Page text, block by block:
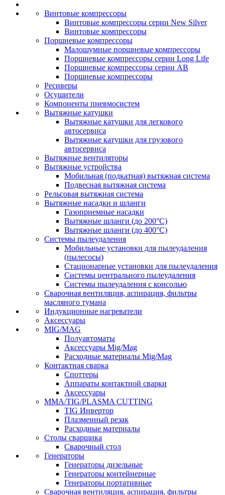
Винтовые компрессоры
Винтовые компрессоры серии New Silver
Винтовые компрессоры
Поршневые компрессоры
Малошумные поршневые компрессоры
Поршневые компрессоры серии Long Life
Поршневые компрессоры серии AB
Поршневые компрессоры
Ресиверы
Осушители
Компоненты пневмосистем
Вытяжные катушки
Вытяжные катушки для легкового
автосервиса
Вытяжные катушки для грузового
автосервиса
Вытяжные вентиляторы
Вытяжные устройства
Мобильная (подкатная) вытяжная система
Подвесная вытяжная система
Рельсовая вытяжная система
Вытяжные насадки и шланги
Газоприемные насадки
Вытяжные шланги (до 200°C)
Вытяжные шланги (до 400°C)
Системы пылеудаления
Мобильные установки для пылеудаления
(пылесосы)
Стационарные установки для пылеудаления
Системы центрального пылеудаления
Системы пылеудаления с консолью
Сварочная вентиляция, аспирация, фильтры
масляного тумана
Индукционные нагреватели
Аксессуары
MIG/MAG
Полуавтоматы
Аксессуары Mig/Mag
Расходные материалы Mig/Mag
Контактная сварка
Споттеры
Аппараты контактной сварки
Аксессуары
MMA/TIG/PLASMA CUTTING
TIG Инвертор
Плазменный резак
Расходные материалы
Столы сварщика
Сварочный стол
Генераторы
Генераторы дизельные
Генераторы контейнерные
Генераторы портативные
Сварочная вентиляция, аспирация, фильтры